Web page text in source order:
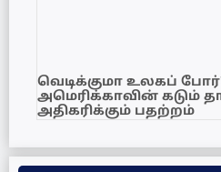
வெடிக்குமா உலகப்
அமெரிக்காவின் கடும்
அதிகரிக்கும் பதற்றம்